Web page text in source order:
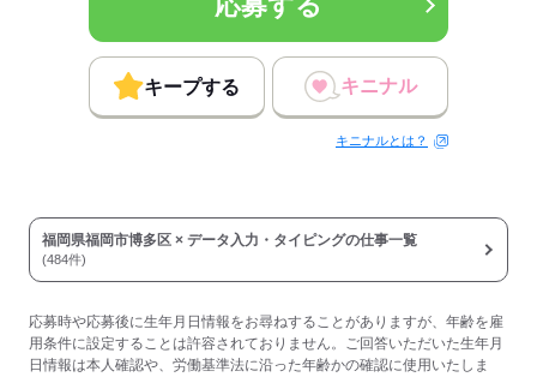
キープする キニナル
キニナルとは？
福岡県福岡市博多区 × データ入力・タイピングの仕事一覧
(484件)
応募時や応募後に生年月日情報をお尋ねすることがありますが、年齢を雇
用条件に設定することは許容されておりません。ご回答いただいた生年月
日情報は本人確認や、労働基準法に沿った年齢かの確認に使用いたしま